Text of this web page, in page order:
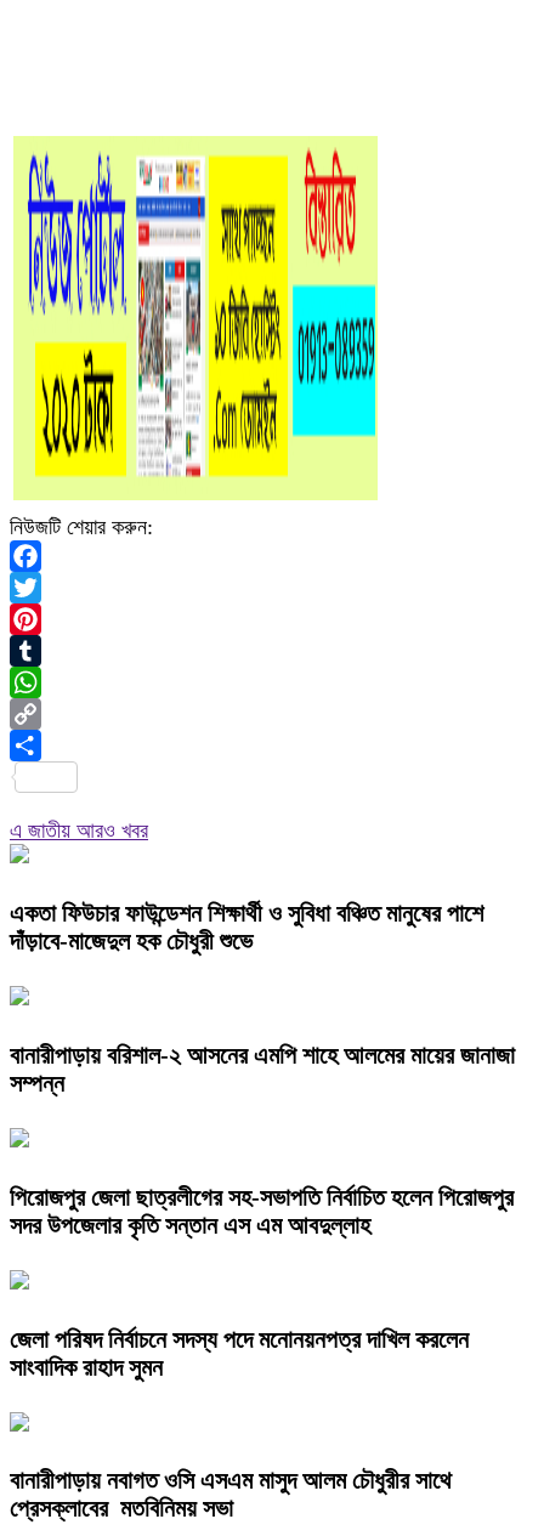
নিউজটি শেয়ার করুন:
Facebook
Twitter
Pinterest
Tumblr
WhatsApp
Copy
Link
এ জাতীয় আরও খবর
একতা ফিউচার ফাউন্ডেশন শিক্ষার্থী ও সুবিধা বঞ্চিত মানুষের পাশে
দাঁড়াবে-মাজেদুল হক চৌধুরী শুভে
বানারীপাড়ায় বরিশাল-২ আসনের এমপি শাহে আলমের মায়ের জানাজা
সম্পন্ন
পিরোজপুর জেলা ছাত্রলীগের সহ-সভাপতি নির্বাচিত হলেন পিরোজপুর
সদর উপজেলার কৃতি সন্তান এস এম আবদুল্লাহ
জেলা পরিষদ নির্বাচনে সদস্য পদে মনোনয়নপত্র দাখিল করলেন
সাংবাদিক রাহাদ সুমন
বানারীপাড়ায় নবাগত ওসি এসএম মাসুদ আলম চৌধুরীর সাথে
প্রেসক্লাবের মতবিনিময় সভা